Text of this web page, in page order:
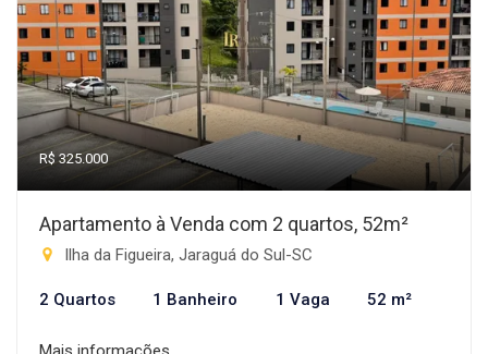
R$ 325.000
Apartamento à Venda com 2 quartos, 52m²
Ilha da Figueira, Jaraguá do Sul-SC
2 Quartos 1 Banheiro 1 Vaga 52 m²